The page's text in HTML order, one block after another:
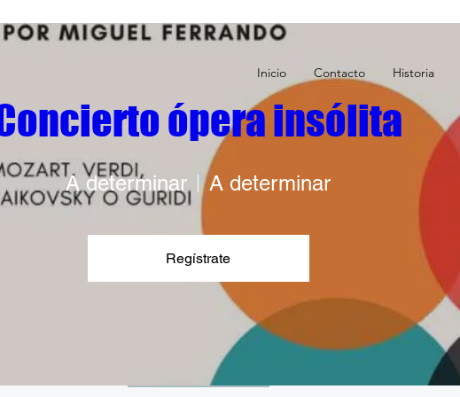
Inicio Contacto Historia
N F E R E N C I A
Día 03 de Febrero
RSVP
ópera insólita
A determinar A determinar
Regístrate